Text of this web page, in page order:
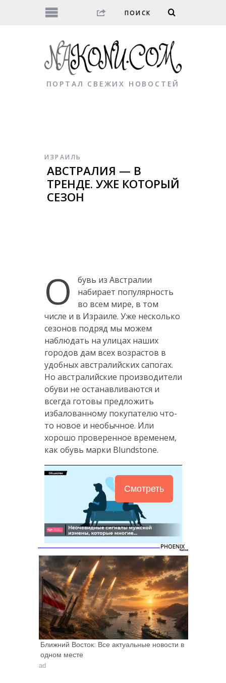
ПОРТАЛ СВЕЖИХ НОВОСТЕЙ
ИЗРАИЛЬ
АВСТРАЛИЯ — В
ТРЕНДЕ. УЖЕ КОТОРЫЙ
СЕЗОН
О
бувь из Австралии
набирает популярность
во всем мире, в том
числе и в Израиле. Уже несколько
сезонов подряд мы можем
наблюдать на улицах наших
городов дам всех возрастов в
удобных австралийских сапогах.
Но австралийские производители
обуви не останавливаются и
всегда готовы предложить
избалованному покупателю что-
то новое и необычное. Или
хорошо проверенное временем,
как обувь марки Blundstone.
Смотреть
Ближний Восток: Все актуальные новости в
одном месте
ad